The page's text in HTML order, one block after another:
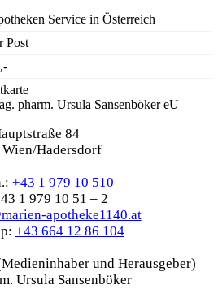
Service in Österreich
Post
pharm. Ursula Sansenböker eU
84
Wien/Hadersdorf
+43 1 979 10 510
1 979 10 51 – 2
apotheke1140.at
+43 664 12 86 104
und Herausgeber)
Ursula Sansenböker